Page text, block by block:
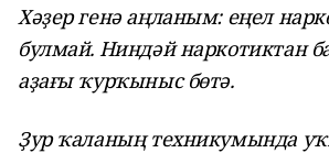
Хәҙер генә аңланым: еңел
булмай. Ниндәй наркотиктан
аҙағы ҡурҡыныс бөтә.
Ҙур ҡаланың техникумында